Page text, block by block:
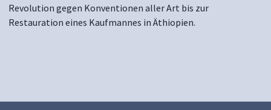
Revolution gegen Konventionen aller Art bis zur
Restauration eines Kaufmannes in Äthiopien.